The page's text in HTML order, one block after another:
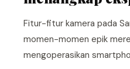
Fitur-fitur kamera pada
momen-momen epik
mengoperasikan